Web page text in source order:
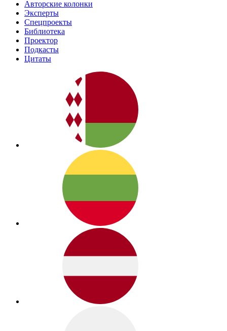
Авторские колонки
Эксперты
Спецпроекты
Библиотека
Проектор
Подкасты
Цитаты